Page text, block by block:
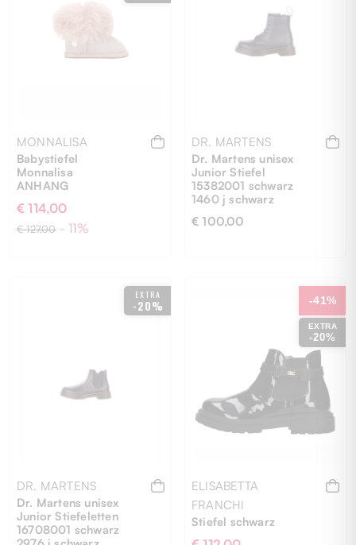
MONNALISA
Babystiefel
Monnalisa
ANHANG
€ 114,00
€ 127,00 - 11%
DR. MARTENS
Dr. Martens unisex
Junior Stiefel
15382001 schwarz
1460 j schwarz
€ 100,00
EXTRA
-20%
DR. MARTENS
Dr. Martens unisex
Junior Stiefeletten
16708001 schwarz
EXTRA
-20%
-41%
ELISABETTA
FRANCHI
Stiefel schwarz